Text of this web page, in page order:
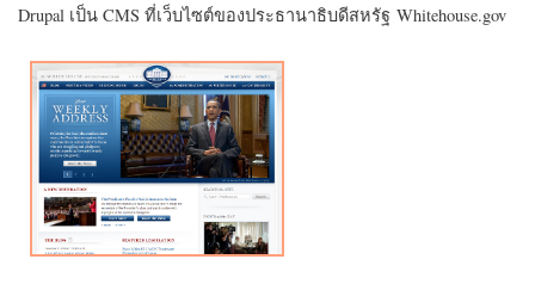
Drupal เป็น CMS ที่เว็บไซต์ของประธานาธิบดีสหรัฐ Whitehouse.gov